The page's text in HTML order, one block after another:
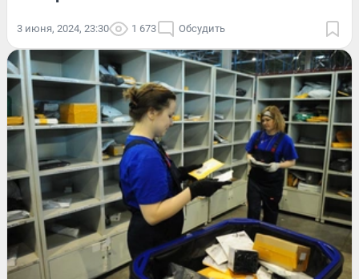
3 июня, 2024, 23:30 1 673 Обсудить